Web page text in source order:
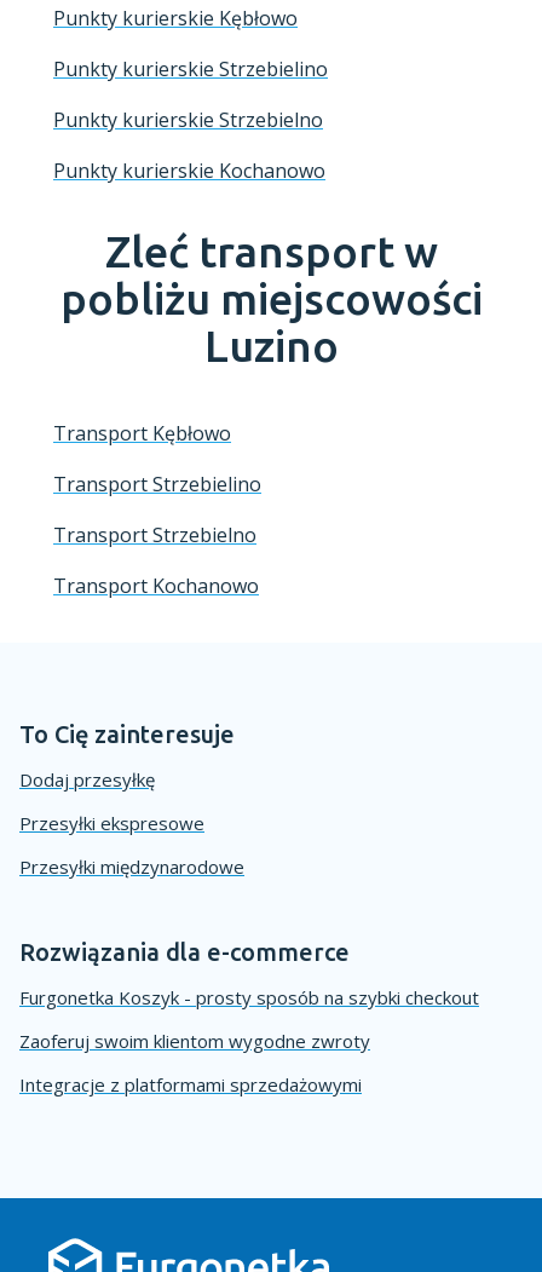
Punkty kurierskie Kębłowo
Punkty kurierskie Strzebielino
Punkty kurierskie Strzebielno
Punkty kurierskie Kochanowo
Zleć transport w
pobliżu miejscowości
Luzino
Transport Kębłowo
Transport Strzebielino
Transport Strzebielno
Transport Kochanowo
To Cię zainteresuje
Dodaj przesyłkę
Przesyłki ekspresowe
Przesyłki międzynarodowe
Rozwiązania dla e-commerce
Furgonetka Koszyk - prosty sposób na szybki checkout
Zaoferuj swoim klientom wygodne zwroty
Integracje z platformami sprzedażowymi